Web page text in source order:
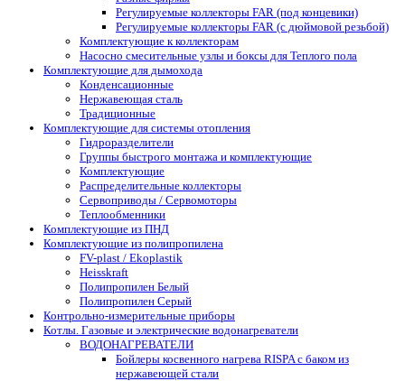
Регулируемые коллекторы FAR (под концевики)
Регулируемые коллекторы FAR (с дюймовой резьбой)
Комплектующие к коллекторам
Насосно смесительные узлы и боксы для Теплого пола
Комплектующие для дымохода
Конденсационные
Нержавеющая сталь
Традиционные
Комплектующие для системы отопления
Гидроразделители
Группы быстрого монтажа и комплектующие
Комплектующие
Распределительные коллекторы
Сервоприводы / Сервомоторы
Теплообменники
Комплектующие из ПНД
Комплектующие из полипропилена
FV-plast / Ekoplastik
Heisskraft
Полипропилен Белый
Полипропилен Серый
Контрольно-измерительные приборы
Котлы. Газовые и электрические водонагреватели
ВОДОНАГРЕВАТЕЛИ
Бойлеры косвенного нагрева RISPA с баком из
нержавеющей стали